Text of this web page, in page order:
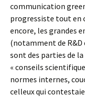
communication
progressiste tout en
encore, les grandes
(notamment de R&D
sont des parties de
« conseils
normes internes,
celleux qui